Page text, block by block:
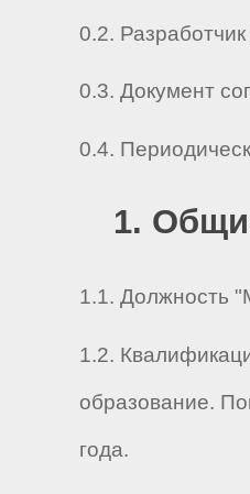
0.2.
0.3. Документ
0.4.
1.
1.1. Должность
1.2.
образование.
года.